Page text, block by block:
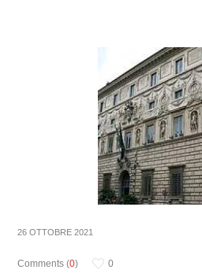
26 OTTOBRE 2021
Comments (0)
0